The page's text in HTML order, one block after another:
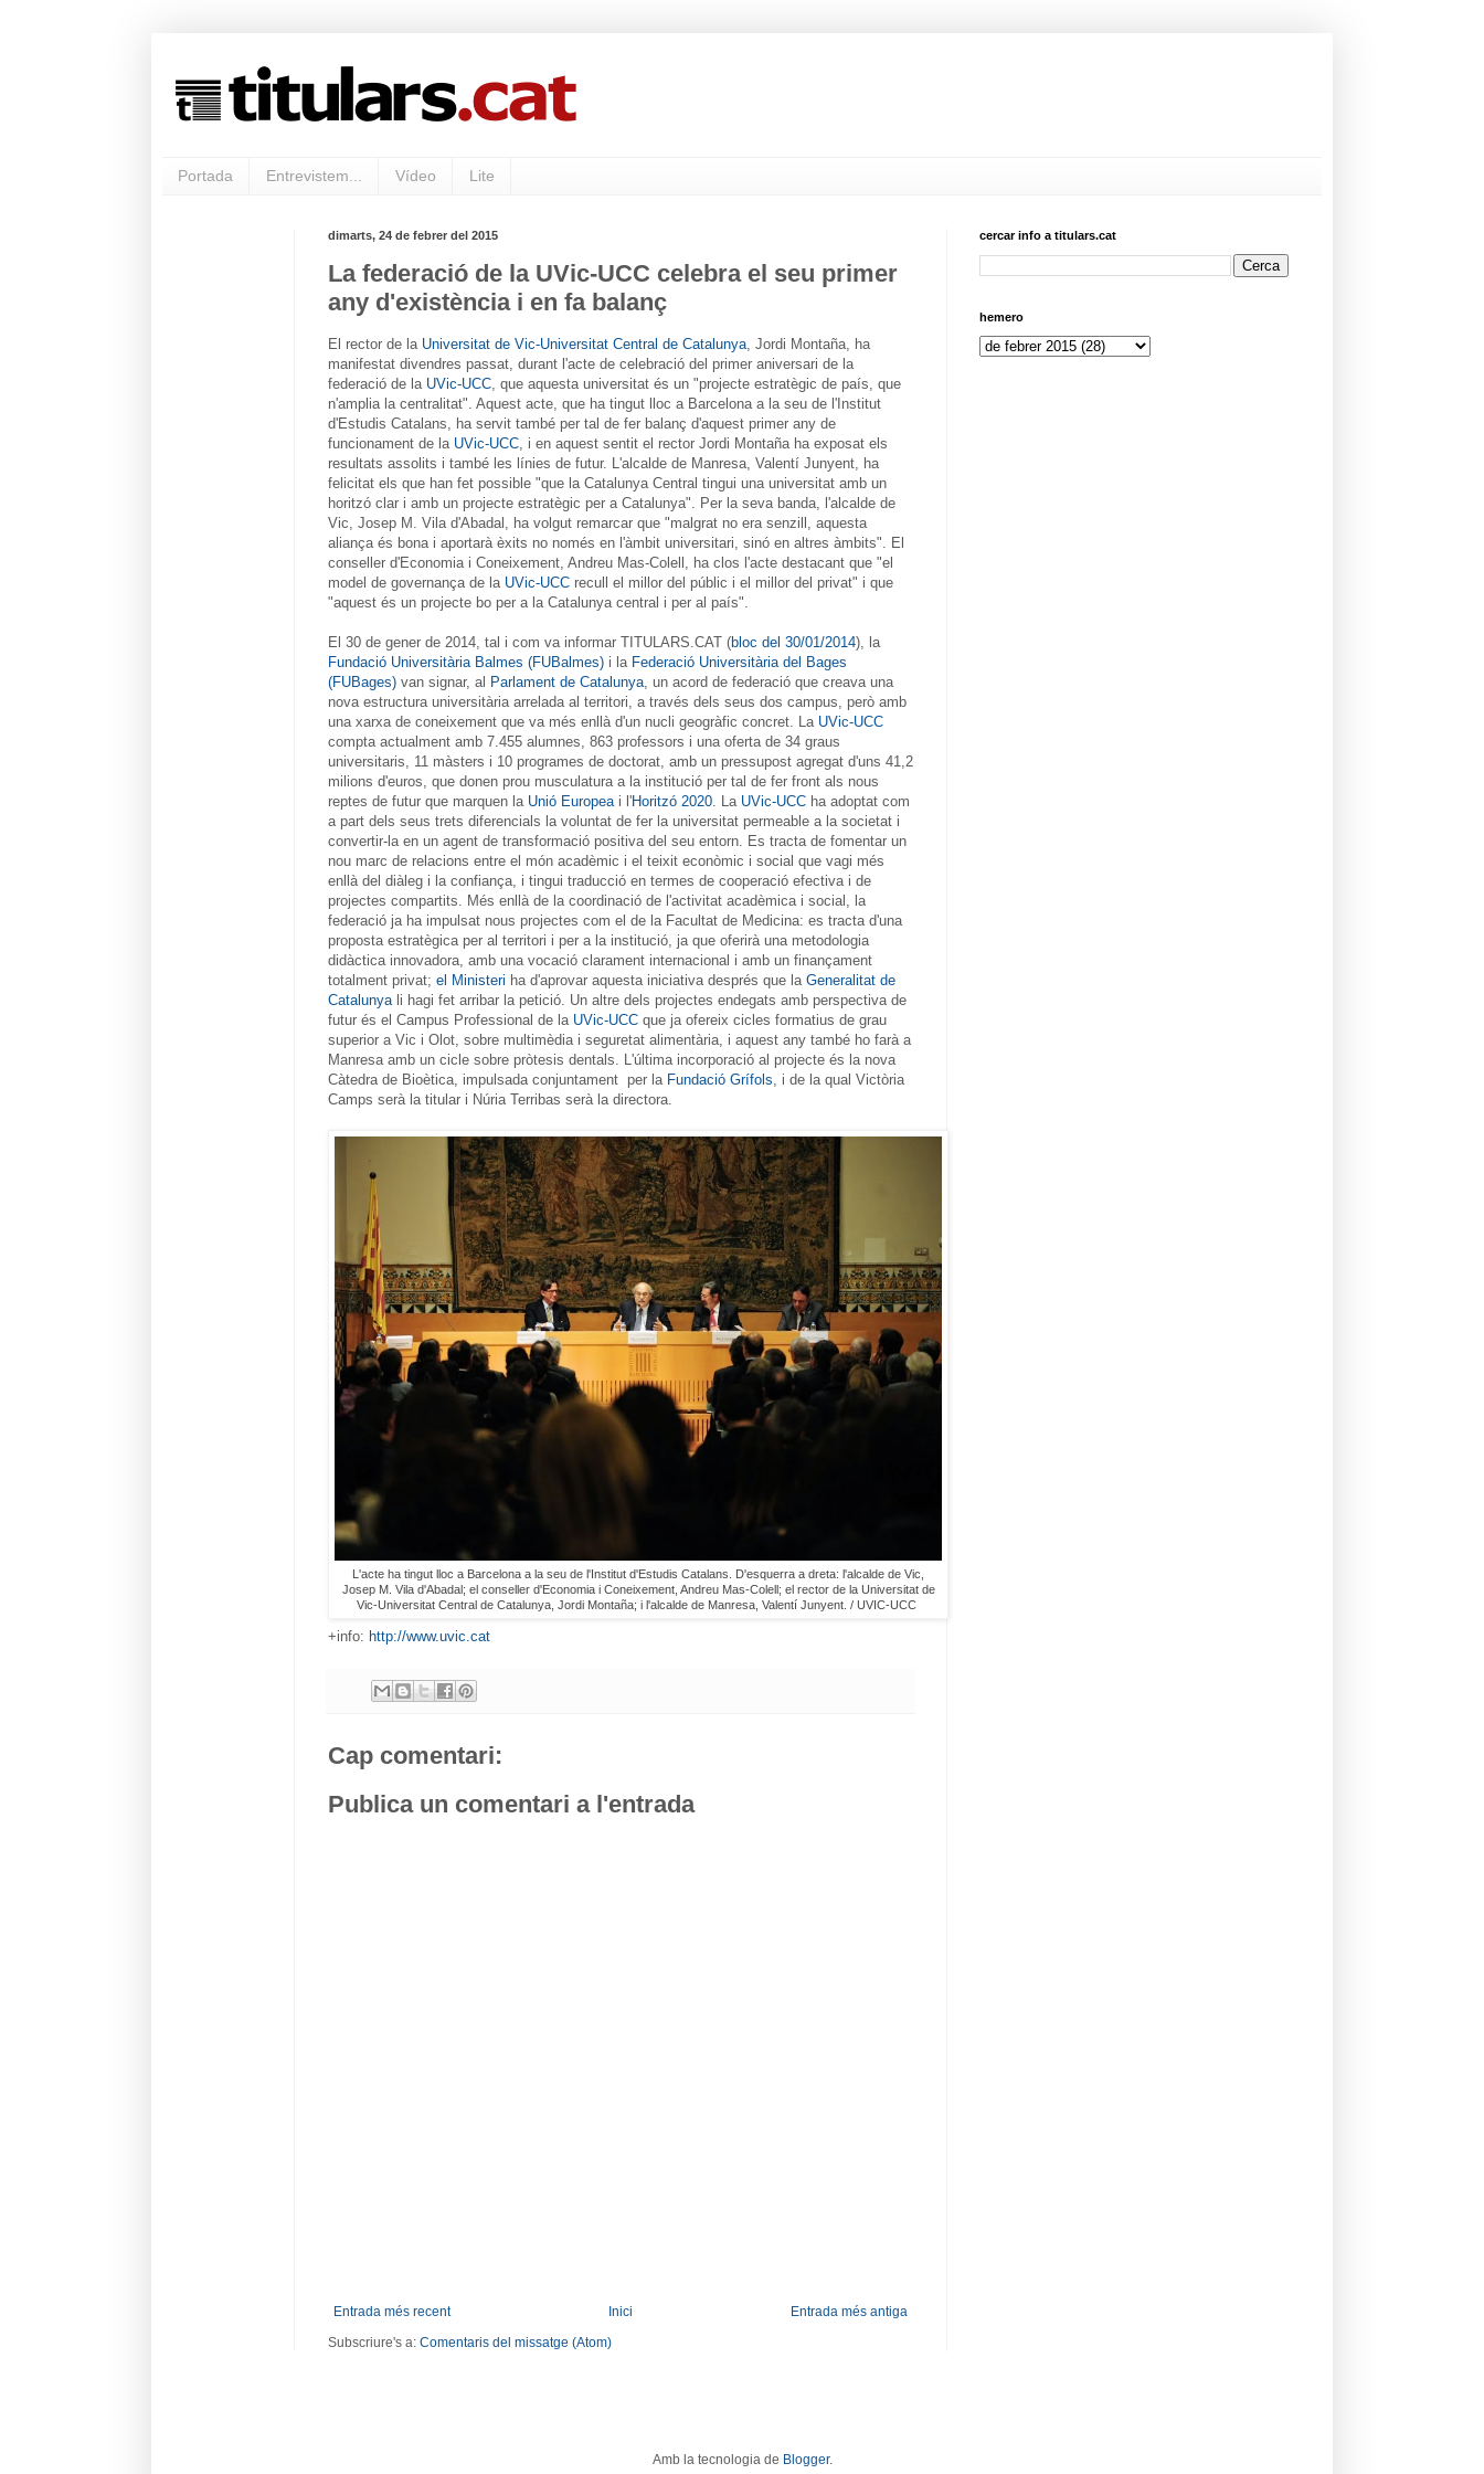
Portada Entrevistem... Vídeo Lite
dimarts, 24 de febrer del 2015
La federació de la UVic-UCC celebra el seu primer
any d'existència i en fa balanç
El rector de la Universitat de Vic-Universitat Central de Catalunya, Jordi Montaña, ha
manifestat divendres passat, durant l'acte de celebració del primer aniversari de la
federació de la UVic-UCC, que aquesta universitat és un "projecte estratègic de país, que
n'amplia la centralitat". Aquest acte, que ha tingut lloc a Barcelona a la seu de l'Institut
d'Estudis Catalans, ha servit també per tal de fer balanç d'aquest primer any de
funcionament de la UVic-UCC, i en aquest sentit el rector Jordi Montaña ha exposat els
resultats assolits i també les línies de futur. L'alcalde de Manresa, Valentí Junyent, ha
felicitat els que han fet possible "que la Catalunya Central tingui una universitat amb un
horitzó clar i amb un projecte estratègic per a Catalunya". Per la seva banda, l'alcalde de
Vic, Josep M. Vila d'Abadal, ha volgut remarcar que "malgrat no era senzill, aquesta
aliança és bona i aportarà èxits no només en l'àmbit universitari, sinó en altres àmbits". El
conseller d'Economia i Coneixement, Andreu Mas-Colell, ha clos l'acte destacant que "el
model de governança de la UVic-UCC recull el millor del públic i el millor del privat" i que
"aquest és un projecte bo per a la Catalunya central i per al país".
El 30 de gener de 2014, tal i com va informar TITULARS.CAT (bloc del 30/01/2014), la
Fundació Universitària Balmes (FUBalmes) i la Federació Universitària del Bages
(FUBages) van signar, al Parlament de Catalunya, un acord de federació que creava una
nova estructura universitària arrelada al territori, a través dels seus dos campus, però amb
una xarxa de coneixement que va més enllà d'un nucli geogràfic concret. La UVic-UCC
compta actualment amb 7.455 alumnes, 863 professors i una oferta de 34 graus
universitaris, 11 màsters i 10 programes de doctorat, amb un pressupost agregat d'uns 41,2
milions d'euros, que donen prou musculatura a la institució per tal de fer front als nous
reptes de futur que marquen la Unió Europeai l'Horitzó 2020. La UVic-UCC ha adoptat com
a part dels seus trets diferencials la voluntat de fer la universitat permeable a la societat i
convertir-la en un agent de transformació positiva del seu entorn. Es tracta de fomentar un
nou marc de relacions entre el món acadèmic i el teixit econòmic i social que vagi més
enllà del diàleg i la confiança, i tingui traducció en termes de cooperació efectiva i de
projectes compartits. Més enllà de la coordinació de l'activitat acadèmica i social, la
federació ja ha impulsat nous projectes com el de la Facultat de Medicina: es tracta d'una
proposta estratègica per al territori i per a la institució, ja que oferirà una metodologia
didàctica innovadora, amb una vocació clarament internacional i amb un finançament
totalment privat; el Ministeri ha d'aprovar aquesta iniciativa després que la Generalitat de
Catalunyali hagi fet arribar la petició. Un altre dels projectes endegats amb perspectiva de
futur és el Campus Professional de la UVic-UCC que ja ofereix cicles formatius de grau
superior a Vic i Olot, sobre multimèdia i seguretat alimentària, i aquest any també ho farà a
Manresa amb un cicle sobre pròtesis dentals. L'última incorporació al projecte és la nova
Càtedra de Bioètica, impulsada conjuntament per la Fundació Grífols, i de la qual Victòria
Camps serà la titular i Núria Terribas serà la directora.
L'acte ha tingut lloc a Barcelona a la seu de l'Institut d'Estudis Catalans. D'esquerra a dreta: l'alcalde de Vic,
Josep M. Vila d'Abadal; el conseller d'Economia i Coneixement, Andreu Mas-Colell; el rector de la Universitat de
Vic-Universitat Central de Catalunya, Jordi Montaña; i l'alcalde de Manresa, Valentí Junyent. / UVIC-UCC
+info: http://www.uvic.cat
Cap comentari:
Publica un comentari a l'entrada
Entrada més recent Entrada més antiga
Inici
Subscriure's a: Comentaris del missatge (Atom)
cercar info a titulars.cat
hemero
Amb la tecnologia de Blogger.